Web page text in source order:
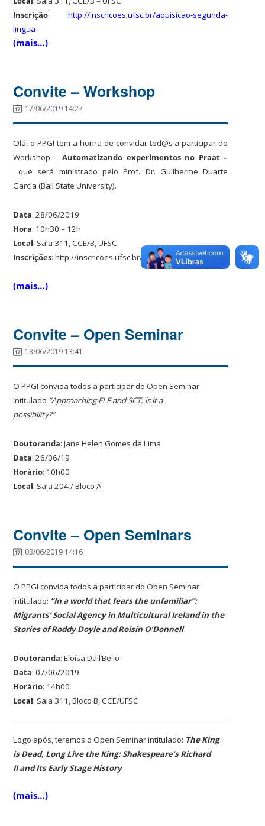
Inscrição:http://inscricoes.ufsc.br/aquisicao-segunda-
lingua
(mais…)
Convite – Workshop
17/06/2019 14:27
Olá, o PPGI tem a honra de convidar tod@s a participar do
Workshop –Automatizando experimentos no Praat –
que será ministrado pelo Prof. Dr. Guilherme Duarte
Garcia (Ball State University).
Data: 28/06/2019
Hora: 10h30 – 12h
Local: Sala 311, CCE/B, UFSC
Inscrições: http://inscricoes.ufsc.br/worshop-praat
(mais…)
Convite – Open Seminar
13/06/2019 13:41
O PPGI convida todos a participar do Open Seminar
intitulado “Approaching ELF and SCT: is it a
possibility?”
Doutoranda: Jane Helen Gomes de Lima
Data: 26/06/19
Horário: 10h00
Local: Sala 204 / Bloco A
Convite – Open Seminars
03/06/2019 14:16
O PPGI convida todos a participar do Open Seminar
intitulado: “In a world that fears the unfamiliar”:
Migrants’ Social Agency in Multicultural Ireland in the
Stories of Roddy Doyle and Roisín O’Donnell
Doutoranda: Eloísa Dall’Bello
Data: 07/06/2019
Horário: 14h00
Local: Sala 311, Bloco B, CCE/UFSC
Logo após, teremos o Open Seminar intitulado: The King
is Dead, Long Live the King: Shakespeare’s Richard
II and Its Early Stage History
(mais…)